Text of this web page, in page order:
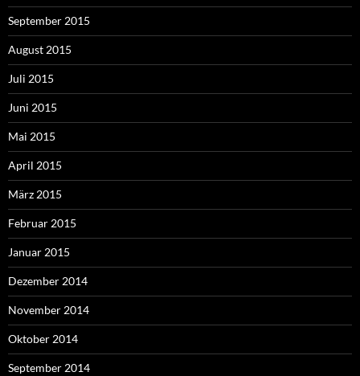
September 2015
August 2015
Juli 2015
Juni 2015
Mai 2015
April 2015
März 2015
Februar 2015
Januar 2015
Dezember 2014
November 2014
Oktober 2014
September 2014